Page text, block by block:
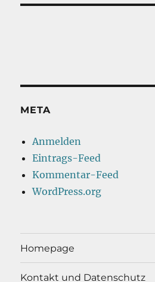
META
Anmelden
Eintrags-Feed
Kommentar-Feed
WordPress.org
Homepage
Kontakt und Datenschutz